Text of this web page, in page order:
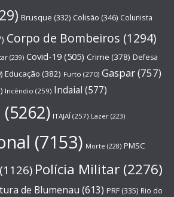
Brusque (332) Colisão (346) Colunista
Corpo de Bombeiros (1294)
(239) Covid-19 (505) Crime (378) Defesa
Educação (382) Furto (270) Gaspar(757)
Incêndio (259) Indaial (577)
(5262) ITAJAÍ (257) Lazer (223)
(7153) Morte (228) PMSC
(1126) Polícia Militar (2276)
de Blumenau (613) PRF (335) Rio do